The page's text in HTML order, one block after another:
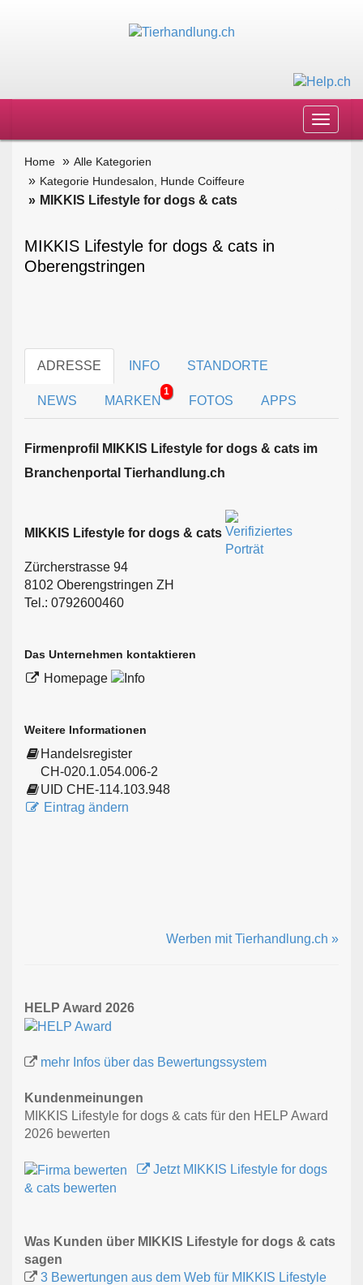
Toggle
Home
Alle Kategorien
Kategorie Hundesalon, Hunde Coiffeure
MIKKIS Lifestyle for dogs & cats
MIKKIS Lifestyle for dogs & cats in
Oberengstringen
ADRESSE INFO STANDORTE
NEWS MARKEN
1
FOTOS APPS
Firmen­profil MIKKIS Lifestyle for dogs & cats im
Branchen­portal Tierhandlung.ch
MIKKIS Lifestyle for dogs & cats
Zürcherstrasse 94
8102 Oberengstringen ZH
Tel.: 0792600460
Das Unternehmen kontaktieren
Homepage
Weitere Informationen
Handelsregister
CH-020.1.054.006-2
UID CHE-114.103.948
Eintrag ändern
Werben mit Tierhandlung.ch »
HELP Award 2026
mehr Infos über das Bewertungssystem
Kundenmeinungen
MIKKIS Lifestyle for dogs & cats für den HELP Award
2026 bewerten
Jetzt MIKKIS Lifestyle for dogs
& cats bewerten
Was Kunden über MIKKIS Lifestyle for dogs & cats
sagen
3 Bewertungen aus dem Web für MIKKIS Lifestyle